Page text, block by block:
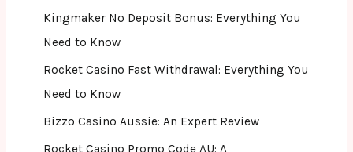
Kingmaker No Deposit Bonus: Everything You
Need to Know
Rocket Casino Fast Withdrawal: Everything You
Need to Know
Bizzo Casino Aussie: An Expert Review
Rocket Casino Promo Code AU: A